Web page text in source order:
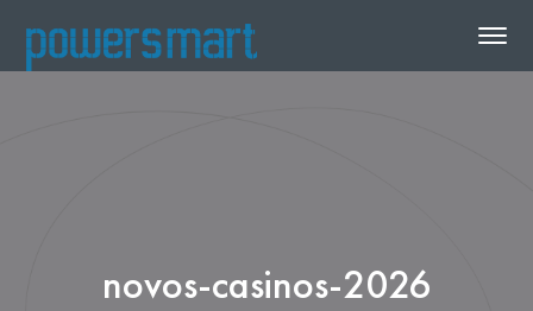
novos-casinos-2026